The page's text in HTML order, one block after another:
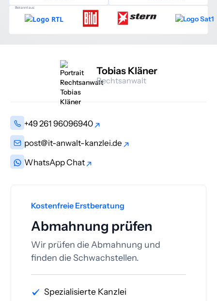
Bekannt aus:
Tobias Kläner
Rechtsanwalt
+49 261 96096940
post@it-anwalt-kanzlei.de
WhatsApp Chat
Kostenfreie Erstberatung
Abmahnung prüfen
Wir prüfen die Abmahnung und
finden die Schwachstellen.
Spezialisierte Kanzlei